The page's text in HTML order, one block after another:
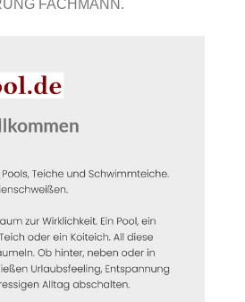
FACHMANN.